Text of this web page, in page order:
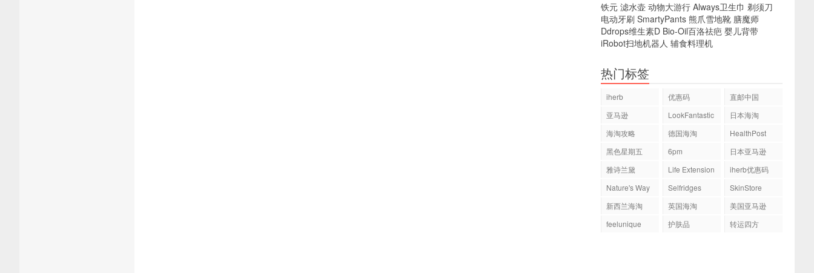
铁元 滤水壶 动物大游行 Always卫生巾 剃须刀
电动牙刷 SmartyPants 熊爪雪地靴 膳魔师
Ddrops维生素D Bio-Oil百洛祛疤 婴儿背带
iRobot扫地机器人 辅食料理机
热门标签
iherb 优惠码
直邮中国
亚马逊
LookFantastic
日本海淘
海淘攻略
德国海淘
HealthPost
黑色星期五
6pm
日本亚马逊
雅诗兰黛
Life Extension
iherb优惠码
Nature's Way
Selfridges
SkinStore
新西兰海淘
英国海淘
美国亚马逊
feelunique
护肤品 转运四方